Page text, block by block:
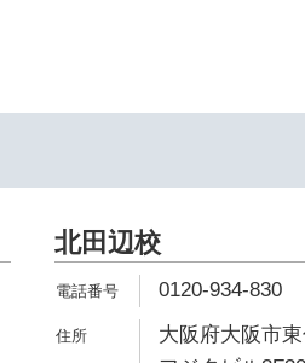
北田辺校
0120-934-830
大阪府大阪市